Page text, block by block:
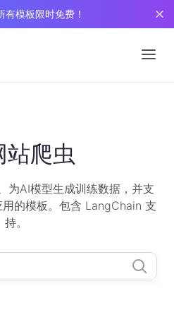
有模板限时免费！
站爬虫
为AI模型生成训练数据，并支
的模板。包含 LangChain 支
持。